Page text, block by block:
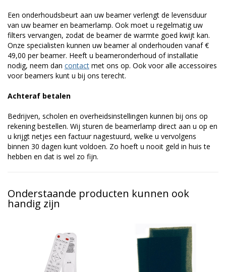
Een onderhoudsbeurt aan uw beamer verlengt de levensduur
van uw beamer en beamerlamp. Ook moet u regelmatig uw
filters vervangen, zodat de beamer de warmte goed kwijt kan.
Onze specialisten kunnen uw beamer al onderhouden vanaf €
49,00 per beamer. Heeft u beameronderhoud of installatie
nodig, neem dan contact met ons op. Ook voor alle accessoires
voor beamers kunt u bij ons terecht.
Achteraf betalen
Bedrijven, scholen en overheidsinstellingen kunnen bij ons op
rekening bestellen. Wij sturen de beamerlamp direct aan u op en
u krijgt netjes een factuur nagestuurd, welke u vervolgens
binnen 30 dagen kunt voldoen. Zo hoeft u nooit geld in huis te
hebben en dat is wel zo fijn.
Onderstaande producten kunnen ook
handig zijn